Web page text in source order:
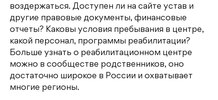
воздержаться. Доступен ли на сайте устав и
другие правовые документы, финансовые
отчеты? Каковы условия пребывания в центре,
какой персонал, программы реабилитации?
Больше узнать о реабилитационном центре
можно в сообществе родственников, оно
достаточно широкое в России и охватывает
многие регионы.